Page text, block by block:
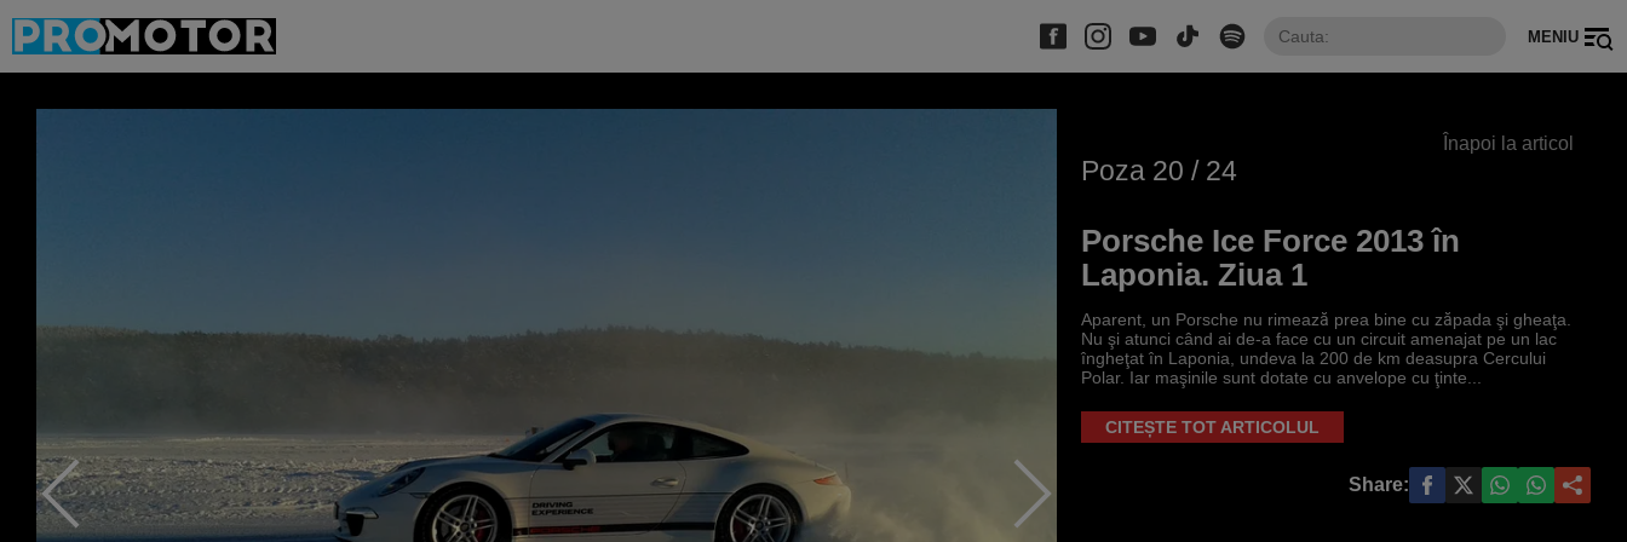
MENIU
Înapoi la articol
Poza 20 / 24
Porsche Ice Force 2013 în
Laponia. Ziua 1
Aparent, un Porsche nu rimează prea bine cu zăpada şi gheaţa.
Nu şi atunci când ai de-a face cu un circuit amenajat pe un lac
îngheţat în Laponia, undeva la 200 de km deasupra Cercului
Polar. Iar maşinile sunt dotate cu anvelope cu ţinte...
CITEȘTE TOT ARTICOLUL
Share: